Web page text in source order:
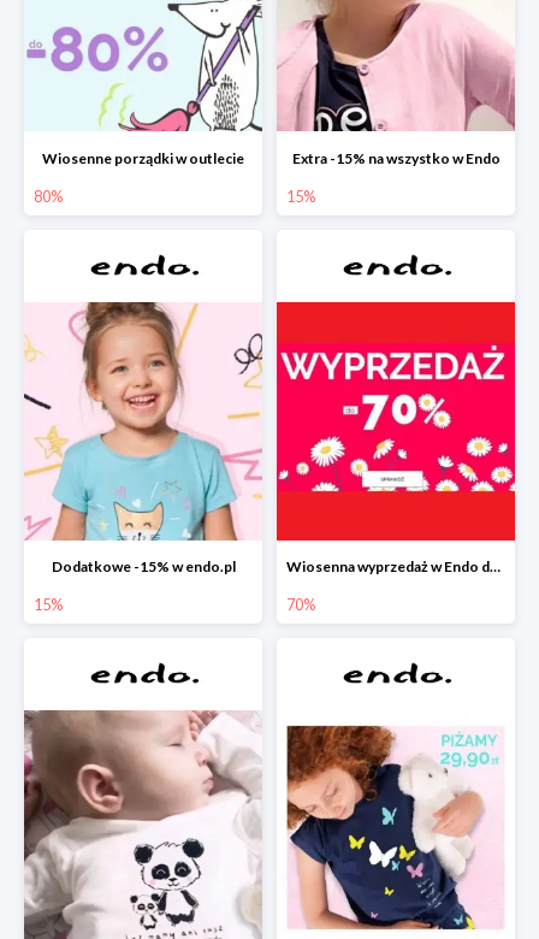
Wiosenne porządki w outlecie
80%
Extra -15% na wszystko w Endo
15%
Dodatkowe -15% w endo.pl
15%
Wiosenna wyprzedaż w Endo do -70%
70%